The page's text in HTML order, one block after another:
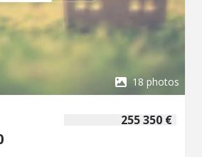
18 photos
255 350 €